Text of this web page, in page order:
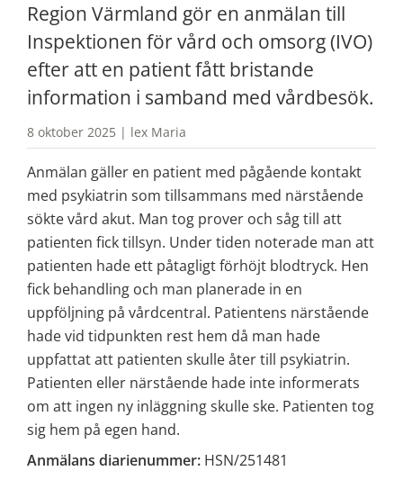
Region Värmland gör en anmälan till
Inspektionen för vård och omsorg (IVO)
efter att en patient fått bristande
information i samband med vårdbesök.
8 oktober 2025 | lex Maria
Anmälan gäller en patient med pågående kontakt
med psykiatrin som tillsammans med närstående
sökte vård akut. Man tog prover och såg till att
patienten fick tillsyn. Under tiden noterade man att
patienten hade ett påtagligt förhöjt blodtryck. Hen
fick behandling och man planerade in en
uppföljning på vårdcentral. Patientens närstående
hade vid tidpunkten rest hem då man hade
uppfattat att patienten skulle åter till psykiatrin.
Patienten eller närstående hade inte informerats
om att ingen ny inläggning skulle ske. Patienten tog
sig hem på egen hand.
Anmälans diarienummer: HSN/251481